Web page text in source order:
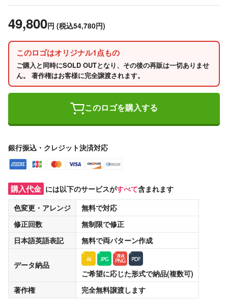
49,800円 (税込54,780円)
このロゴはオリジナル1点もの
ご購入と同時にSOLD OUTとなり、その後の再販は一切ありませ
ん。 著作権はお客様に完全譲渡されます。
このロゴを購入する
銀行振込・クレジット決済対応
購入代金 には以下のサービスがすべて含まれます
色変更・アレンジ
無料で対応
修正回数
無制限で修正
日本語英語表記
無料で両パターン作成
データ納品
ご希望に応じた形式で納品(複数可)
著作権
完全無料譲渡します